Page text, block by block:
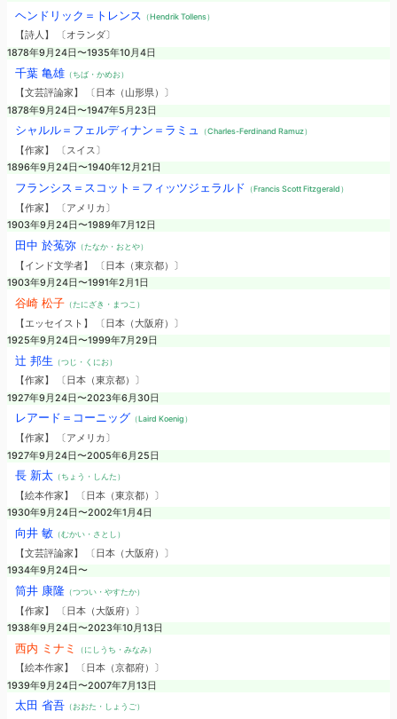
ヘンドリック＝トレンス （Hendrik Tollens）
【詩人】 〔オランダ〕
1878年9月24日〜1935年10月4日
千葉 亀雄（ちば・かめお）
【文芸評論家】 〔日本（山形県）〕
1878年9月24日〜1947年5月23日
シャルル＝フェルディナン＝ラミュ （Charles-Ferdinand Ramuz）
【作家】 〔スイス〕
1896年9月24日〜1940年12月21日
フランシス＝スコット＝フィッツジェラルド （Francis Scott Fitzgerald）
【作家】 〔アメリカ〕
1903年9月24日〜1989年7月12日
田中 於菟弥（たなか・おとや）
【インド文学者】 〔日本（東京都）〕
1903年9月24日〜1991年2月1日
谷崎 松子（たにざき・まつこ）
【エッセイスト】 〔日本（大阪府）〕
1925年9月24日〜1999年7月29日
辻 邦生 （つじ・くにお）
【作家】 〔日本（東京都）〕
1927年9月24日〜2023年6月30日
レアード＝コーニッグ （Laird Koenig）
【作家】 〔アメリカ〕
1927年9月24日〜2005年6月25日
長 新太（ちょう・しんた）
【絵本作家】 〔日本（東京都）〕
1930年9月24日〜2002年1月4日
向井 敏（むかい・さとし）
【文芸評論家】 〔日本（大阪府）〕
1934年9月24日〜
筒井 康隆（つつい・やすたか）
【作家】 〔日本（大阪府）〕
1938年9月24日〜2023年10月13日
西内 ミナミ （にしうち・みなみ）
【絵本作家】 〔日本（京都府）〕
1939年9月24日〜2007年7月13日
太田 省吾（おおた・しょうご）